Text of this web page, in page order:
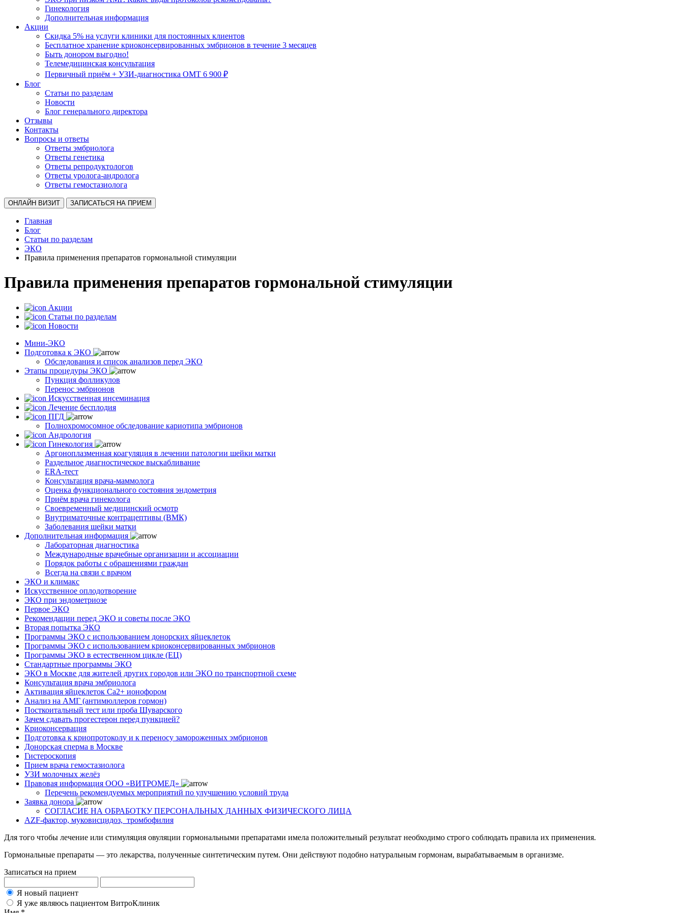
Гинекология
Дополнительная информация
Акции
Скидка 5% на услуги клиники для постоянных клиентов
Бесплатное хранение криоконсервированных эмбрионов в течение 3 месяцев
Быть донором выгодно!
Телемедицинская консультация
Первичный приём + УЗИ-диагностика ОМТ 6 900 ₽
Блог
Статьи по разделам
Новости
Блог генерального директора
Отзывы
Контакты
Вопросы и ответы
Ответы эмбриолога
Ответы генетика
Ответы репродуктологов
Ответы уролога-андролога
Ответы гемостазиолога
ОНЛАЙН ВИЗИТ ЗАПИСАТЬСЯ НА ПРИЕМ
Главная
Блог
Статьи по разделам
ЭКО
Правила применения препаратов гормональной стимуляции
Правила применения препаратов гормональной стимуляции
Акции
Статьи по разделам
Новости
Мини-ЭКО
Подготовка к ЭКО
Обследования и список анализов перед ЭКО
Этапы процедуры ЭКО
Пункция фолликулов
Перенос эмбрионов
Искусственная инсеминация
Лечение бесплодия
ПГД
Полнохромосомное обследование кариотипа эмбрионов
Андрология
Гинекология
Аргоноплазменная коагуляция в лечении патологии шейки матки
Раздельное диагностическое выскабливание
ERA-тест
Консультация врача-маммолога
Оценка функционального состояния эндометрия
Приём врача гинеколога
Своевременный медицинский осмотр
Внутриматочные контрацептивы (ВМК)
Заболевания шейки матки
Дополнительная информация
Лабораторная диагностика
Международные врачебные организации и ассоциации
Порядок работы с обращениями граждан
Всегда на связи с врачом
ЭКО и климакс
Искусственное оплодотворение
ЭКО при эндометриозе
Первое ЭКО
Рекомендации перед ЭКО и советы после ЭКО
Вторая попытка ЭКО
Программы ЭКО с использованием донорских яйцеклеток
Программы ЭКО с использованием криоконсервированных эмбрионов
Программы ЭКО в естественном цикле (ЕЦ)
Стандартные программы ЭКО
ЭКО в Москве для жителей других городов или ЭКО по транспортной схеме
Консультация врача эмбриолога
Активация яйцеклеток Са2+ ионофором
Анализ на АМГ (антимюллеров гормон)
Посткоитальный тест или проба Шуварского
Зачем сдавать прогестерон перед пункцией?
Криоконсервация
Подготовка к криопротоколу и к переносу замороженных эмбрионов
Донорская сперма в Москве
Гистероскопия
Прием врача гемостазиолога
УЗИ молочных желёз
Правовая информация ООО «ВИТРОМЕД»
Перечень рекомендуемых мероприятий по улучшению условий труда
Заявка донора
СОГЛАСИЕ НА ОБРАБОТКУ ПЕРСОНАЛЬНЫХ ДАННЫХ ФИЗИЧЕСКОГО ЛИЦА
AZF-фактор, муковисцидоз, тромбофилия
Для того чтобы лечение или стимуляция овуляции гормональными препаратами имела положительный результат необходимо строго соблюдать правила их применения.
Гормональные препараты — это лекарства, полученные синтетическим путем. Они действуют подобно натуральным гормонам, вырабатываемым в организме.
Записаться на прием
Я новый пациент
Я уже являюсь пациентом ВитроКлиник